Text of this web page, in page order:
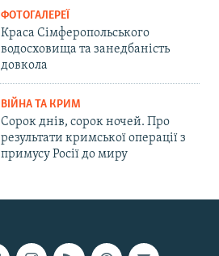
ФОТОГАЛЕРЕЇ
Краса Сімферопольського
водосховища та занедбаність
довкола
ВІЙНА ТА КРИМ
Сорок днів, сорок ночей. Про
результати кримської операції з
примусу Росії до миру